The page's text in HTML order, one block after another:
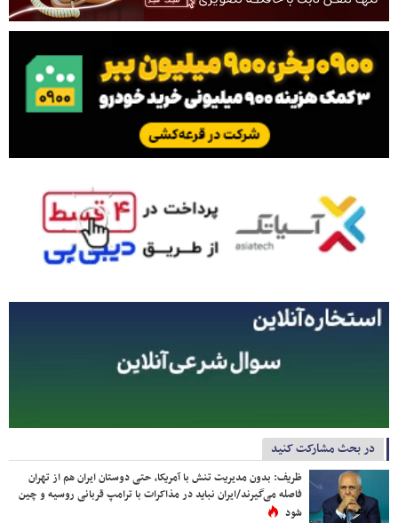
در بحث مشارکت کنید
ظریف: بدون مدیریت تنش با آمریکا، حتی دوستان ایران هم از تهران
فاصله می‌گیرند/ایران نباید در مذاکرات با ترامپ قربانی روسیه و چین
شود